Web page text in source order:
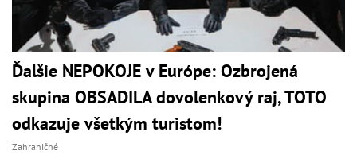
Ďalšie NEPOKOJE v Európe: Ozbrojená
skupina OBSADILA dovolenkový raj, TOTO
odkazuje všetkým turistom!
Zahraničné